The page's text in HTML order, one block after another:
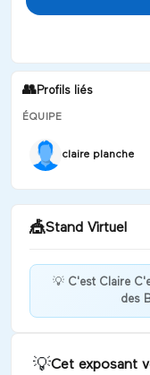
👥Profils liés
ÉQUIPE
claire planche
🎪Stand Virtuel
💡 C'est Claire
des
💡Cet exposant